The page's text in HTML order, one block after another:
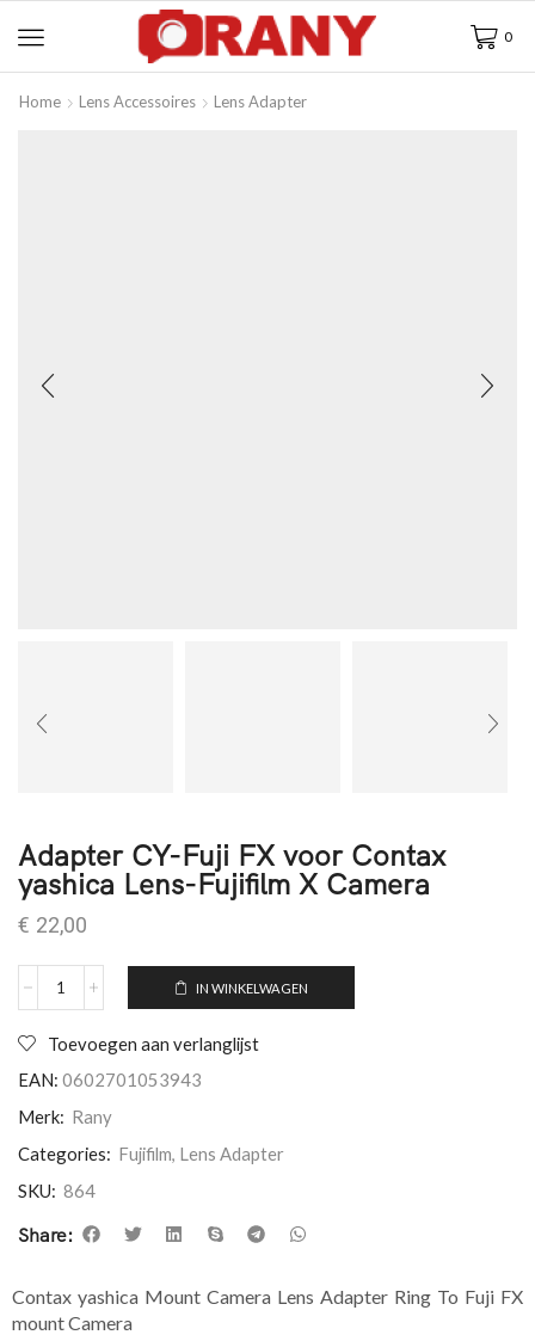
0
Home Lens Accessoires Lens Adapter
Adapter CY-Fuji FX voor Contax
yashica Lens-Fujifilm X Camera
€ 22,00
IN WINKELWAGEN
Toevoegen aan verlanglijst
EAN: 0602701053943
Merk: Rany
Categories: Fujifilm, Lens Adapter
SKU: 864
Share:
Contax yashica Mount Camera Lens Adapter Ring To Fuji FX
mount Camera